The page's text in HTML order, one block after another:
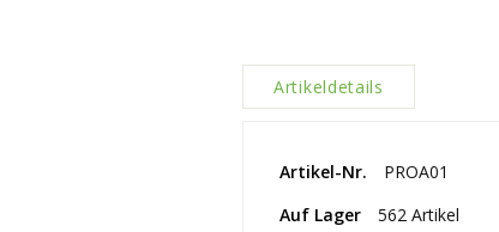
Artikeldetails
Artikel-Nr.
PROA01
Auf Lager
562 Artikel